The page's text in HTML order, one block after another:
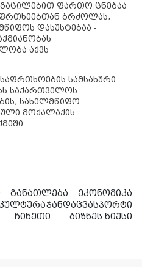
ფართო ცნებაა
ბრძოლას,
დასუსტებაა -
აქვს
სამსახური
საქართველოს
სახელმწიფო
მოქალაქის
განათლება
ეკონომიკა
ჯანდაცვასპორტი
ჩინეთი ბიზნეს ნიუსი